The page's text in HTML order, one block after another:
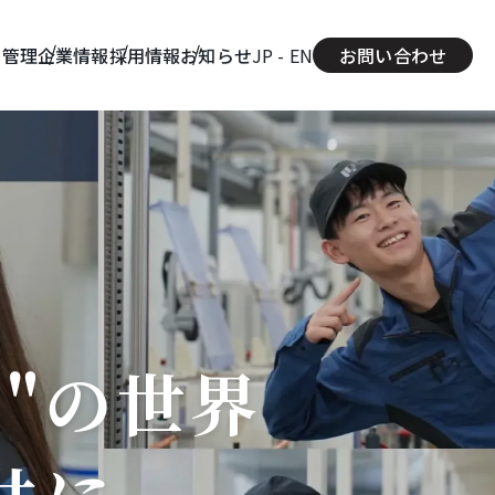
理企業情報採用情報お知らせJP - EN お問い合わせ
の世界